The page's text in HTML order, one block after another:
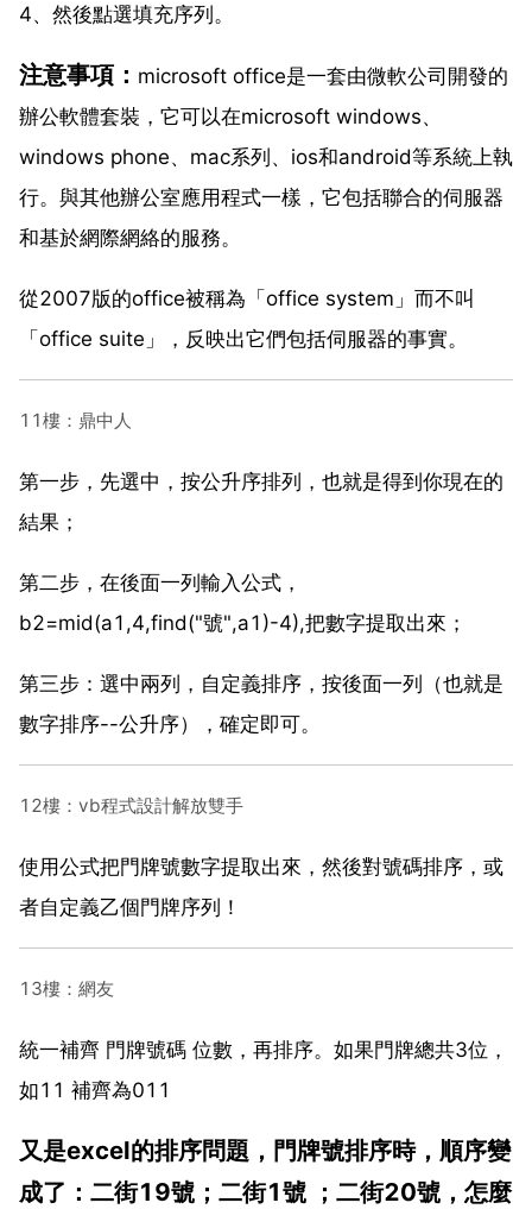
4、然後點選填充序列。
注意事項： microsoft office是一套由微軟公司開發的
辦公軟體套裝，它可以在microsoft windows、
windows phone、mac系列、ios和android等系統上執
行。與其他辦公室應用程式一樣，它包括聯合的伺服器
和基於網際網絡的服務。
從2007版的office被稱為「office system」而不叫
「office suite」，反映出它們包括伺服器的事實。
11樓：鼎中人
第一步，先選中，按公升序排列，也就是得到你現在的
結果；
第二步，在後面一列輸入公式，
b2=mid(a1,4,find("號",a1)-4),把數字提取出來；
第三步：選中兩列，自定義排序，按後面一列（也就是
數字排序--公升序），確定即可。
12樓：vb程式設計解放雙手
使用公式把門牌號數字提取出來，然後對號碼排序，或
者自定義乙個門牌序列！
13樓：網友
統一補齊 門牌號碼 位數，再排序。如果門牌總共3位，
如11 補齊為011
又是excel的排序問題，門牌號排序時，順序變
成了：二街19號；二街1號 ；二街20號，怎麼